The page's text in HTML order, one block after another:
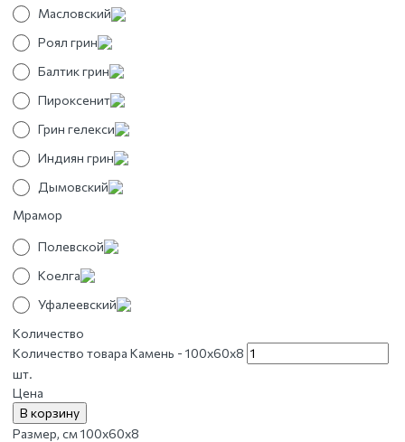
Масловский
Роял грин
Балтик грин
Пироксенит
Грин гелекси
Индиян грин
Дымовский
Мрамор
Полевской
Коелга
Уфалеевский
Количество
Количество товара Камень - 100х60х8
шт.
Цена
В корзину
Размер, см100х60х8